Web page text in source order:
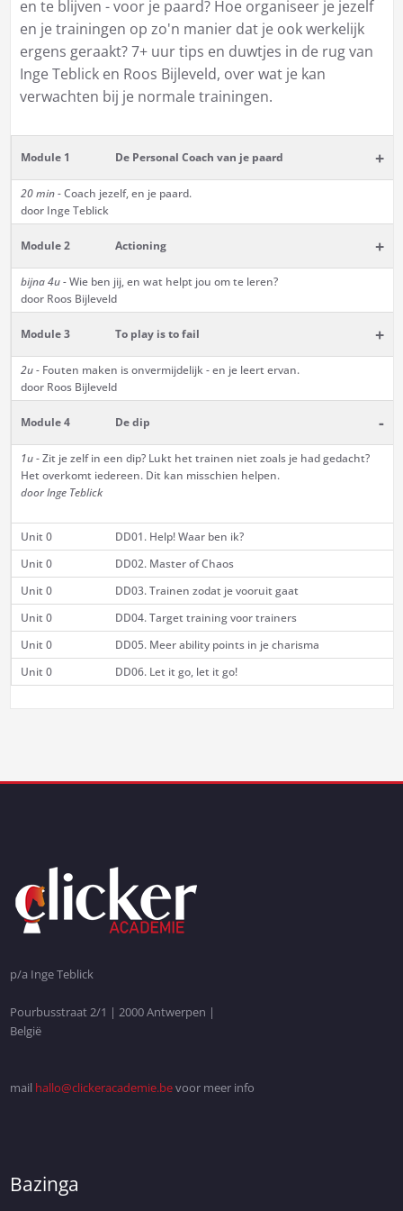
en te blijven - voor je paard? Hoe organiseer je jezelf
en je trainingen op zo'n manier dat je ook werkelijk
ergens geraakt? 7+ uur tips en duwtjes in de rug van
Inge Teblick en Roos Bijleveld, over wat je kan
verwachten bij je normale trainingen.
Module 1 De Personal Coach van je paard +
20 min -Coach jezelf, en je paard.
door Inge Teblick
Module 2 Actioning +
bijna 4u -Wie ben jij, en wat helpt jou om te leren?
door Roos Bijleveld
Module 3 To play is to fail +
2u -Fouten maken is onvermijdelijk - en je leert ervan.
door Roos Bijleveld
Module 4 De dip -
1u- Zit je zelf in een dip? Lukt het trainen niet zoals je had gedacht?
Het overkomt iedereen. Dit kan misschien helpen.
door Inge Teblick
Unit 0
DD01. Help! Waar ben ik?
Unit 0
DD02. Master of Chaos
Unit 0
DD03. Trainen zodat je vooruit gaat
Unit 0
DD04. Target training voor trainers
Unit 0
DD05. Meer ability points in je charisma
Unit 0
DD06. Let it go, let it go!
p/a Inge Teblick
Pourbusstraat 2/1 | 2000 Antwerpen |
België
mail hallo@clickeracademie.bevoor meer info
Bazinga